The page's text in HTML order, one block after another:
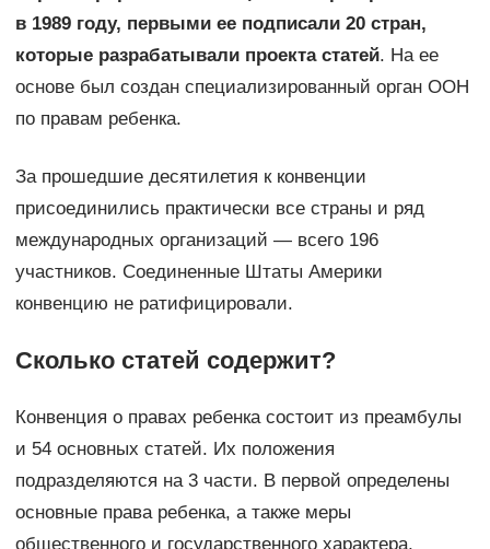
в 1989 году, первыми ее подписали 20 стран,
которые разрабатывали проекта статей. На ее
основе был создан специализированный орган ООН
по правам ребенка.
За прошедшие десятилетия к конвенции
присоединились практически все страны и ряд
международных организаций — всего 196
участников. Соединенные Штаты Америки
конвенцию не ратифицировали.
Сколько статей содержит?
Конвенция о правах ребенка состоит из преамбулы
и 54 основных статей. Их положения
подразделяются на 3 части. В первой определены
основные права ребенка, а также меры
общественного и государственного характера,